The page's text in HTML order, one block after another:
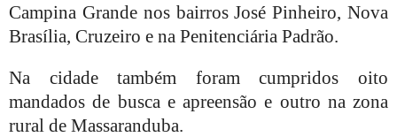
Campina Grande nos bairros José Pinheiro, Nova
Brasília, Cruzeiro e na Penitenciária Padrão.
Na cidade também foram cumpridos oito
mandados de busca e apreensão e outro na zona
rural de Massaranduba.